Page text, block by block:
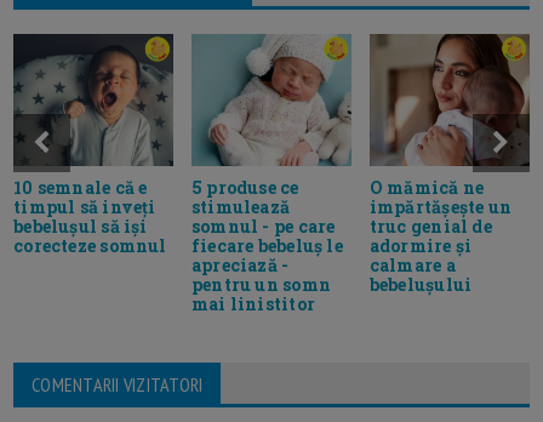
10 semnale că e
timpul să inveți
bebelușul să iși
corecteze somnul
5 produse ce
stimulează
somnul - pe care
fiecare bebeluș le
apreciază -
pentru un somn
mai linistitor
O mămică ne
impărtășește un
truc genial de
adormire și
calmare a
bebelușului
COMENTARII VIZITATORI